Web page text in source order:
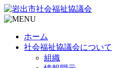
ホーム
社会福祉協議会について
組織